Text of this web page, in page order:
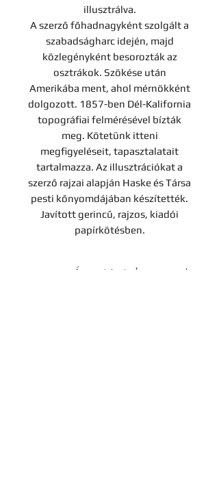
illusztrálva.
A szerző főhadnagyként szolgált a
szabadságharc idején, majd
közlegényként besorozták az
osztrákok. Szökése után
Amerikába ment, ahol mérnökként
dolgozott. 1857-ben Dél-Kalifornia
topográfiai felmérésével bízták
meg. Kötetünk itteni
megfigyeléseit, tapasztalatait
tartalmazza. Az illusztrációkat a
szerző rajzai alapján Haske és Társa
pesti kőnyomdájában készítették.
Javított gerincű, rajzos, kiadói
papírkötésben.
Árverési tétel